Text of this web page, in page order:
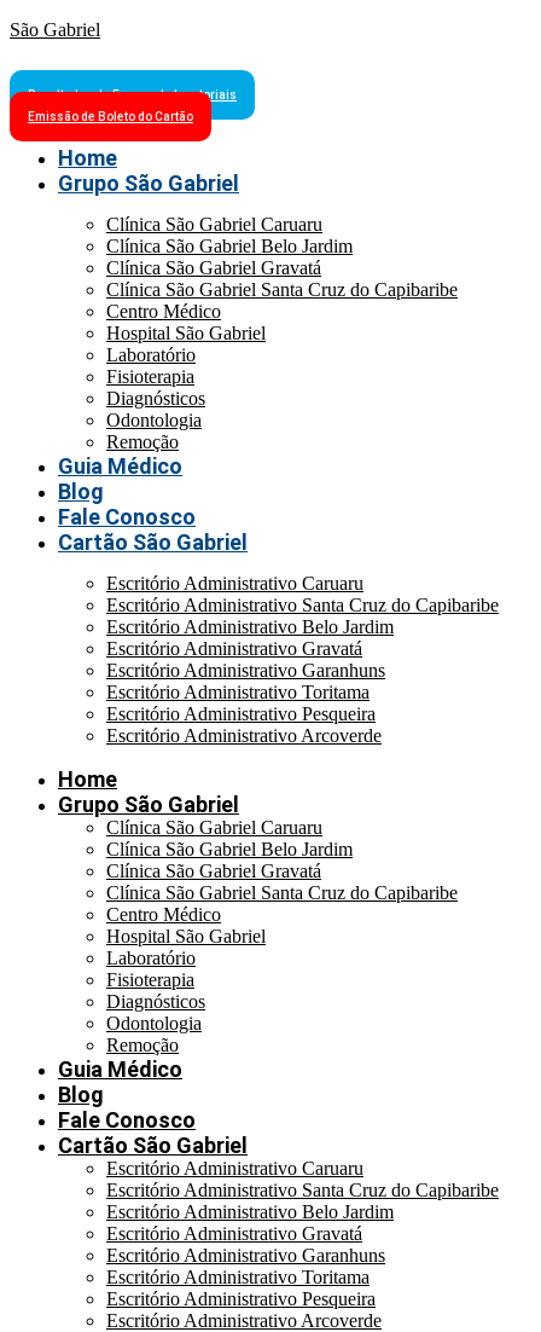
São Gabriel
Resultados de Exames Laboratoriais
Emissão de Boleto do Cartão
Home
Grupo São Gabriel
Clínica São Gabriel Caruaru
Clínica São Gabriel Belo Jardim
Clínica São Gabriel Gravatá
Clínica São Gabriel Santa Cruz do Capibaribe
Centro Médico
Hospital São Gabriel
Laboratório
Fisioterapia
Diagnósticos
Odontologia
Remoção
Guia Médico
Blog
Fale Conosco
Cartão São Gabriel
Escritório Administrativo Caruaru
Escritório Administrativo Santa Cruz do Capibaribe
Escritório Administrativo Belo Jardim
Escritório Administrativo Gravatá
Escritório Administrativo Garanhuns
Escritório Administrativo Toritama
Escritório Administrativo Pesqueira
Escritório Administrativo Arcoverde
Home
Grupo São Gabriel
Clínica São Gabriel Caruaru
Clínica São Gabriel Belo Jardim
Clínica São Gabriel Gravatá
Clínica São Gabriel Santa Cruz do Capibaribe
Centro Médico
Hospital São Gabriel
Laboratório
Fisioterapia
Diagnósticos
Odontologia
Remoção
Guia Médico
Blog
Fale Conosco
Cartão São Gabriel
Escritório Administrativo Caruaru
Escritório Administrativo Santa Cruz do Capibaribe
Escritório Administrativo Belo Jardim
Escritório Administrativo Gravatá
Escritório Administrativo Garanhuns
Escritório Administrativo Toritama
Escritório Administrativo Pesqueira
Escritório Administrativo Arcoverde